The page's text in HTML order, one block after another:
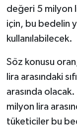
değeri 5 milyon
için, bu bedelin
kullanılabilecek.
Söz konusu
lira arasındaki
arasında
milyon lira
tüketiciler bu